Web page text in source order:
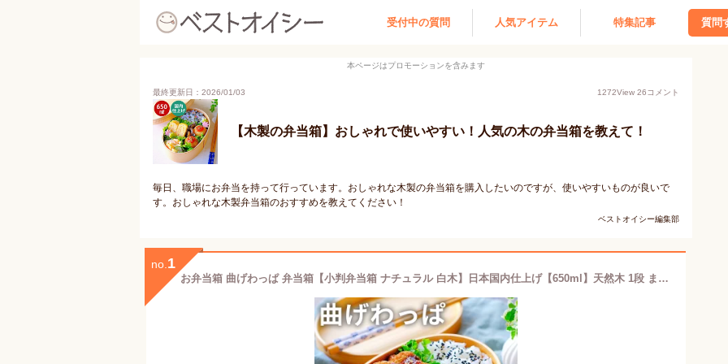
受付中の質問 人気アイテム 特集記事 質問
本ページはプロモーションを含みます
最終更新日：2026/01/03 1272View 26コメント
【木製の弁当箱】おしゃれで使いやすい！人気の木の弁当箱を教えて！
毎日、職場にお弁当を持って行っています。おしゃれな木製の弁当箱を購入したいのですが、使いやすいものが良いで
す。おしゃれな木製弁当箱のおすすめを教えてください！
ベストオイシー編集部
no. 1
お弁当箱 曲げわっぱ 弁当箱【小判弁当箱 ナチュラル 白木】日本国内仕上げ【650ml】天然木 1段 まげわっぱ わっぱ弁当【名入れ可能】仕切り ランチバンド付き 調湿効果 レディース 女性 シンプル おしゃれ かわいい 贈り物 入学祝い ギフト 送料無料 pnt RSL